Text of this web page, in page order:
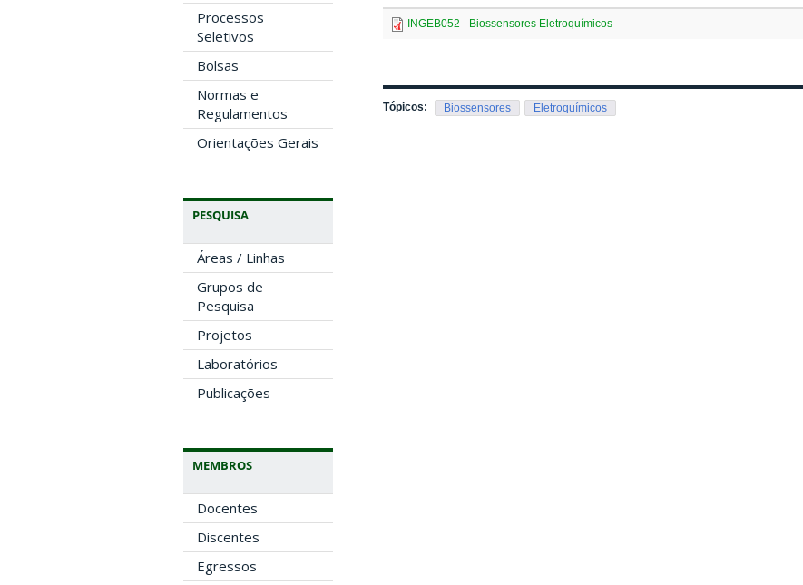
Processos
Seletivos
Bolsas
Normas e
Regulamentos
Orientações Gerais
PESQUISA
Áreas / Linhas
Grupos de
Pesquisa
Projetos
Laboratórios
Publicações
MEMBROS
Docentes
Discentes
Egressos
INGEB052 - Biossensores Eletroquímicos
Tópicos: Biossensores Eletroquímicos